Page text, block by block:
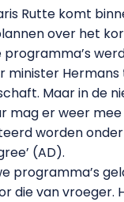
Rutte komt
over het
programma’s
minister Hermans
Maar in de
mag er weer mee
worden
(AD).
programma’s
die van vroeger.